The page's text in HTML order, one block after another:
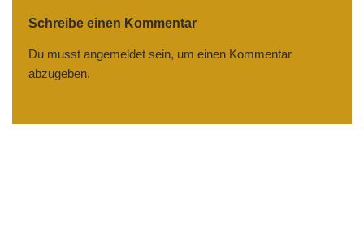
Schreibe einen Kommentar
Du musst angemeldet sein, um einen Kommentar
abzugeben.